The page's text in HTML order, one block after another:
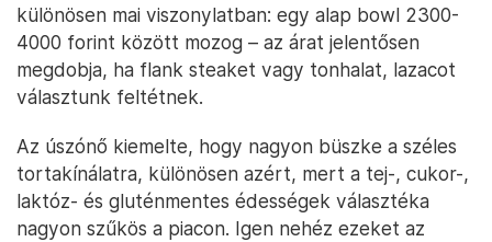
különösen mai viszonylatban: egy alap bowl 2300-
4000 forint között mozog – az árat jelentősen
megdobja, ha flank steaket vagy tonhalat, lazacot
választunk feltétnek.
Az úszónő kiemelte, hogy nagyon büszke a széles
tortakínálatra, különösen azért, mert a tej-, cukor-,
laktóz- és gluténmentes édességek választéka
nagyon szűkös a piacon. Igen nehéz ezeket az